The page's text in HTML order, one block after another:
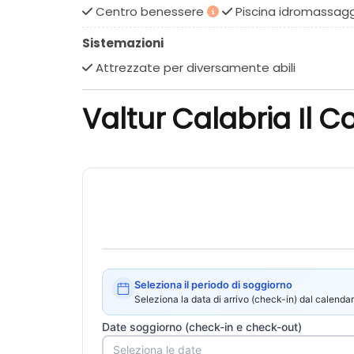
alcune bevande alcoliche (1 amaro locale ed
A pagamento: bevande alcoliche non
previsto o indicato nel trattamento.
indimenticabile. Attività sportive, tornei, corsi
piccoli, ci pensa il Team Valturland che si
loro dimensione ideale al Valtur Tribe, in
Centro benessere
Piscina
Sistemazioni
Attrezzate per diversamente abili
Valtur Calabria Il
Seleziona il periodo di soggiorno
Seleziona la data di arrivo (check-in) dal
Date soggiorno (check-in e check-out)